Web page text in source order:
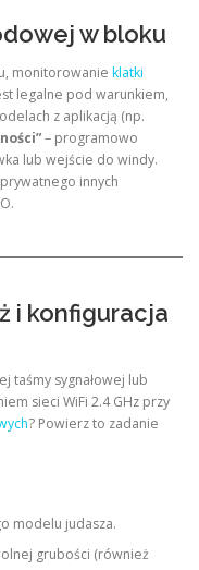
w bloku
monitorowanie klatki
legalne pod warunkiem,
z aplikacją (np.
– programowo
lub wejście do windy.
innych
i konfiguracja
taśmy sygnałowej lub
sieci WiFi 2.4 GHz przy
? Powierz to zadanie
modelu judasza.
grubości (również